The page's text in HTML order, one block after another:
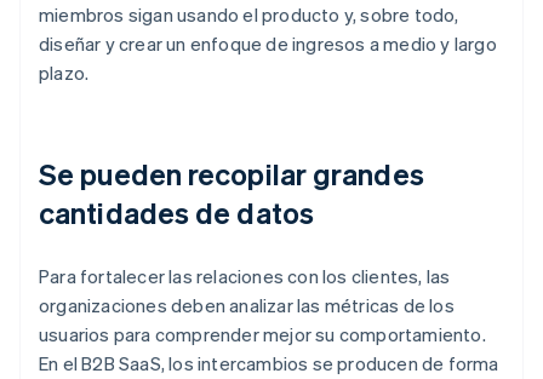
miembros sigan usando el producto y, sobre todo,
diseñar y crear un enfoque de ingresos a medio y largo
plazo.
Se pueden recopilar grandes
cantidades de datos
Para fortalecer las relaciones con los clientes, las
organizaciones deben analizar las métricas de los
usuarios para comprender mejor su comportamiento.
En el B2B SaaS, los intercambios se producen de forma